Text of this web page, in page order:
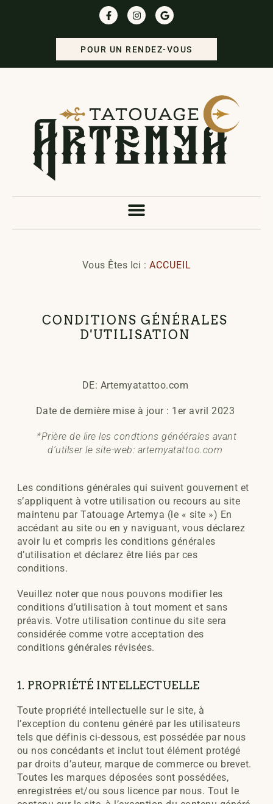
POUR UN RENDEZ-VOUS
Vous Êtes Ici : ACCUEIL
CONDITIONS GÉNÉRALES
D'UTILISATION
DE: Artemyatattoo.com
Date de dernière mise à jour : 1er avril 2023
*Prière de lire les condtions généérales avant
d’utilser le site-web: artemyatattoo.com
Les conditions générales qui suivent gouvernent et
s’appliquent à votre utilisation ou recours au site
maintenu par Tatouage Artemya (le « site ») En
accédant au site ou en y naviguant, vous déclarez
avoir lu et compris les conditions générales
d’utilisation et déclarez être liés par ces
conditions.
Veuillez noter que nous pouvons modifier les
conditions d’utilisation à tout moment et sans
préavis. Votre utilisation continue du site sera
considérée comme votre acceptation des
conditions générales révisées.
1. PROPRIÉTÉ INTELLECTUELLE
Toute propriété intellectuelle sur le site, à
l’exception du contenu généré par les utilisateurs
tels que définis ci-dessous, est possédée par nous
ou nos concédants et inclut tout élément protégé
par droits d’auteur, marque de commerce ou brevet.
Toutes les marques déposées sont possédées,
enregistrées et/ou sous licence par nous. Tout le